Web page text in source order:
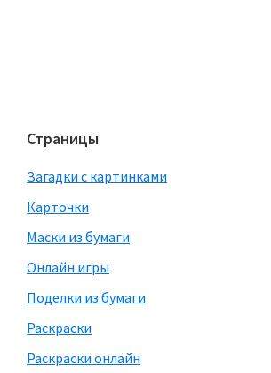
Страницы
Загадки с картинками
Карточки
Маски из бумаги
Онлайн игры
Поделки из бумаги
Раскраски
Раскраски онлайн